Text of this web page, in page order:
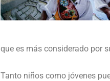
que es más considerado por
Tanto niños como jóvenes